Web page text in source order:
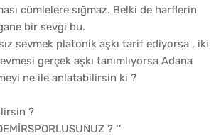
cümlelere sığmaz. Belki de harflerin
bir sevgi bu.
sevmek platonik aşkı tarif ediyorsa , iki
gerçek aşkı tanımlıyorsa Adana
ne ile anlatabilirsin ki ?
?
? ‘’